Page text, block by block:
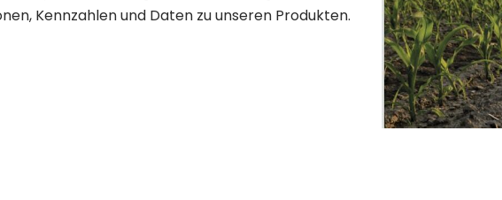
Kennzahlen und Daten zu unseren Produkten.